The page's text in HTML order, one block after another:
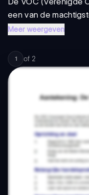
een van de
Meer weergeven
1 of 2